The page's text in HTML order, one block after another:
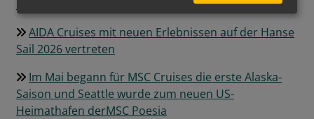
AIDA Cruises mit neuen Erlebnissen auf der Hanse
Sail 2026 vertreten
Im Mai begann für MSC Cruises die erste Alaska-
Saison und Seattle wurde zum neuen US-
Heimathafen derMSC Poesia